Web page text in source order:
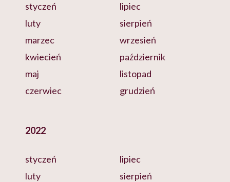
styczeń
luty
marzec
kwiecień
maj
czerwiec
lipiec
sierpień
wrzesień
październik
listopad
grudzień
2022
styczeń
luty
lipiec
sierpień